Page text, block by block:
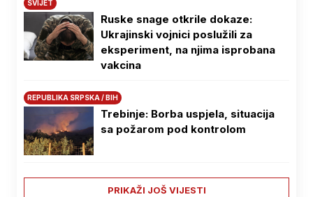
SVIJET
Ruske snage otkrile dokaze:
Ukrajinski vojnici poslužili za
eksperiment, na njima isprobana
vakcina
REPUBLIKA SRPSKA / BIH
Trebinje: Borba uspjela, situacija
sa požarom pod kontrolom
PRIKAŽI JOŠ VIJESTI